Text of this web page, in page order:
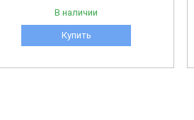
В наличии
Купить